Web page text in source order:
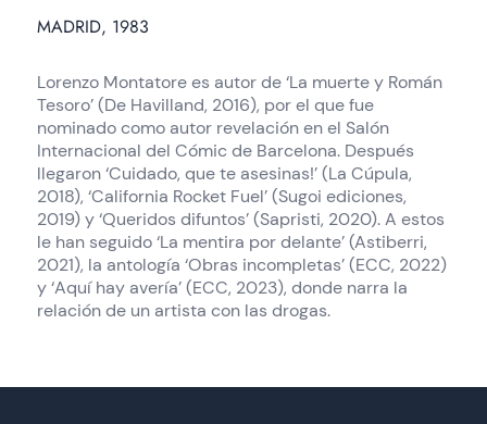
MADRID, 1983
Lorenzo Montatore es autor de ‘La muerte y Román
Tesoro’ (De Havilland, 2016), por el que fue
nominado como autor revelación en el Salón
Internacional del Cómic de Barcelona. Después
llegaron ‘Cuidado, que te asesinas!’ (La Cúpula,
2018), ‘California Rocket Fuel’ (Sugoi ediciones,
2019) y ‘Queridos difuntos’ (Sapristi, 2020). A estos
le han seguido ‘La mentira por delante’ (Astiberri,
2021), la antología ‘Obras incompletas’ (ECC, 2022)
y ‘Aquí hay avería’ (ECC, 2023), donde narra la
relación de un artista con las drogas.